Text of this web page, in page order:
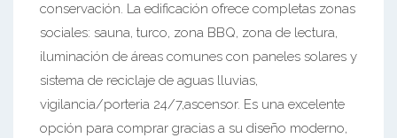
conservación. La edificación ofrece completas zonas
sociales: sauna, turco, zona BBQ, zona de lectura,
iluminación de áreas comunes con paneles solares y
sistema de reciclaje de aguas lluvias,
vigilancia/porteria 24/7,ascensor. Es una excelente
opción para comprar gracias a su diseño moderno,